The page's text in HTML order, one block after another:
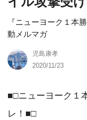
『ニューヨーク１本
動メルマガ
児島康孝
2020/11/23
■□ニューヨーク１
レ！■□